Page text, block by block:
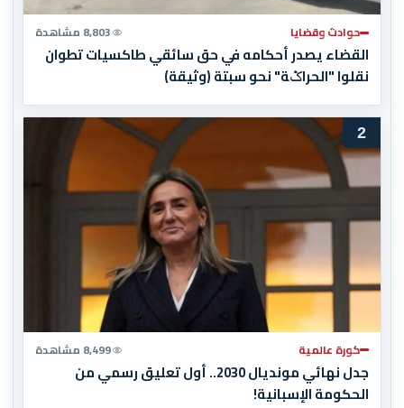
حوادث وقضايا 8,803 مشاهدة
القضاء يصدر أحكامه في حق سائقي طاكسيات تطوان
نقلوا "الحراݣة" نحو سبتة (وثيقة)
2
كورة عالمية 8,499 مشاهدة
جدل نهائي مونديال 2030.. أول تعليق رسمي من
الحكومة الإسبانية!